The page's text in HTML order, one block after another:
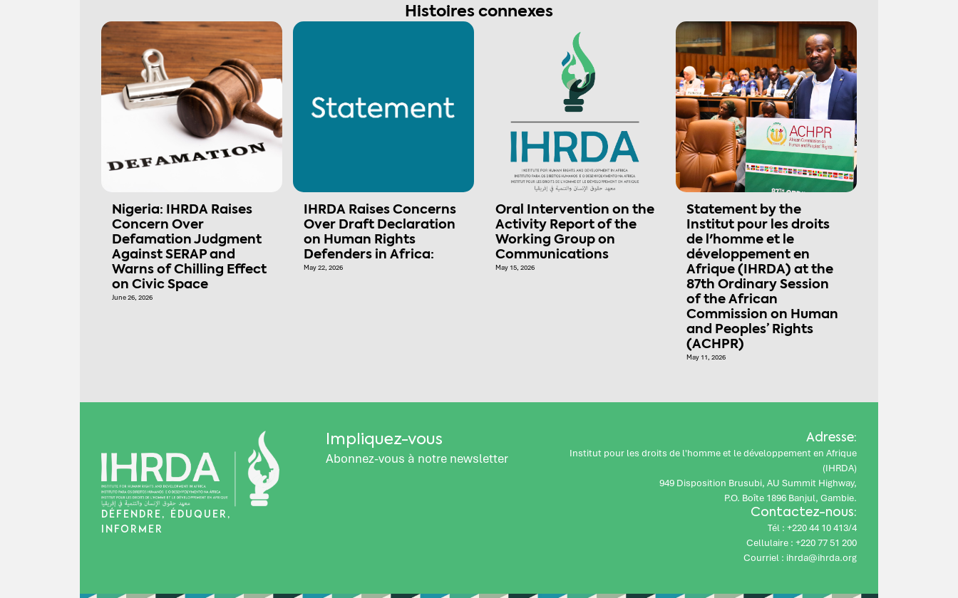
Histoires connexes
Nigeria: IHRDA Raises
Concern Over
Defamation Judgment
Against SERAP and
Warns of Chilling Effect
on Civic Space
June 26, 2026
IHRDA Raises Concerns
Over Draft Declaration
on Human Rights
Defenders in Africa:
May 22, 2026
Oral Intervention on the
Activity Report of the
Working Group on
Communications
May 15, 2026
Statement by the
Institut pour les droits
de l'homme et le
développement en
Afrique (IHRDA) at the
87th Ordinary Session
of the African
Commission on Human
and Peoples’ Rights
(ACHPR)
May 11, 2026
DÉFENDRE, ÉDUQUER,
INFORMER
Impliquez-vous
Abonnez-vous à notre newsletter
Adresse:
Institut pour les droits de l'homme et le développement en Afrique
(IHRDA)
949 Disposition Brusubi, AU Summit Highway,
P.O. Boîte 1896 Banjul, Gambie.
Contactez-nous:
Tél : +220 44 10 413/4
Cellulaire : +220 77 51 200
Courriel : ihrda@ihrda.org